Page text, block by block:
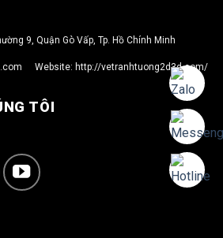
9, Quận Gò Vấp, Tp. Hồ Chính Minh
Website: http://vetranhtuong2d3d.com/
TÔI